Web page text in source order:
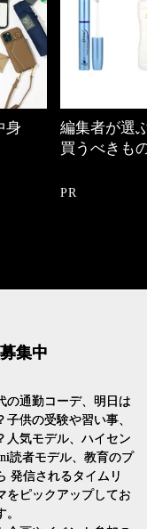
編集者が選ぶ【
買うべきもの10選
集中
の通勤コーデ、明日は
子供の受験や習い事、
人気モデル、ハイセン
読者モデル、教育のプ
発信されるタイムリ
をピックアップしてお